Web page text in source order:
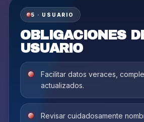
5 · USUARIO
OBLIGACIONES
USUARIO
Facilitar datos veraces,
actualizados.
Revisar cuidadosamente